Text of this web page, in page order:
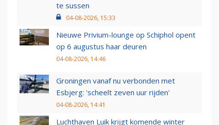
te sussen
04-08-2026, 15:33
Nieuwe Privium-lounge op Schiphol opent
op 6 augustus haar deuren
04-08-2026, 14:46
Groningen vanaf nu verbonden met
Esbjerg: 'scheelt zeven uur rijden'
04-08-2026, 14:41
Luchthaven Luik krijgt komende winter